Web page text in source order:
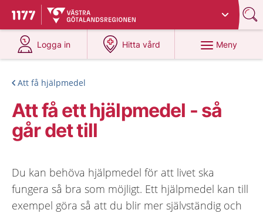
Till startsidan för 1177
Du har valt region
Logga in
på 1177.se
Hitta vård
på 1177.se
Meny
Att få hjälpmedel
Att få ett hjälpmedel - så
går det till
Du kan behöva hjälpmedel för att livet ska
fungera så bra som möjligt. Ett hjälpmedel kan till
exempel göra så att du blir mer självständig och